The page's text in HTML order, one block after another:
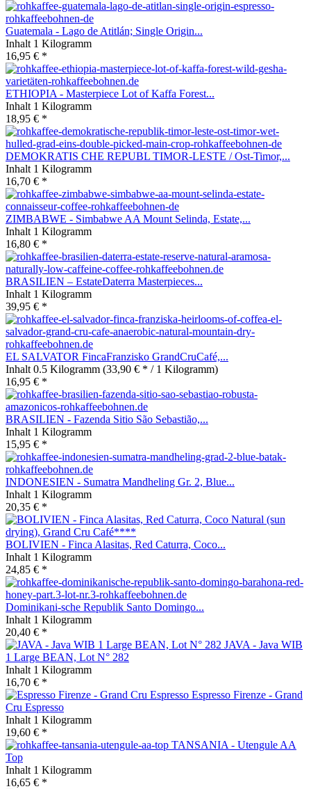
Guatemala - Lago de Atitlán; Single Origin...
Inhalt 1 Kilogramm
16,95 € *
ETHIOPIA - Masterpiece Lot of Kaffa Forest...
Inhalt 1 Kilogramm
18,95 € *
DEMOKRATIS CHE REPUBL TIMOR-LESTE / Ost-Timor,...
Inhalt 1 Kilogramm
16,70 € *
ZIMBABWE - Simbabwe AA Mount Selinda, Estate,...
Inhalt 1 Kilogramm
16,80 € *
BRASILIEN – EstateDaterra Masterpieces...
Inhalt 1 Kilogramm
39,95 € *
EL SALVATOR FincaFranzisko GrandCruCafé,...
Inhalt 0.5 Kilogramm (33,90 € * / 1 Kilogramm)
16,95 € *
BRASILIEN - Fazenda Sitio São Sebastião,...
Inhalt 1 Kilogramm
15,95 € *
INDONESIEN - Sumatra Mandheling Gr. 2, Blue...
Inhalt 1 Kilogramm
20,35 € *
BOLIVIEN - Finca Alasitas, Red Caturra, Coco...
Inhalt 1 Kilogramm
24,85 € *
Dominikani-sche Republik Santo Domingo...
Inhalt 1 Kilogramm
20,40 € *
JAVA - Java WIB
1 Large BEAN, Lot N° 282
Inhalt 1 Kilogramm
16,70 € *
Espresso Firenze - Grand
Cru Espresso
Inhalt 1 Kilogramm
19,60 € *
TANSANIA - Utengule AA
Top
Inhalt 1 Kilogramm
16,65 € *